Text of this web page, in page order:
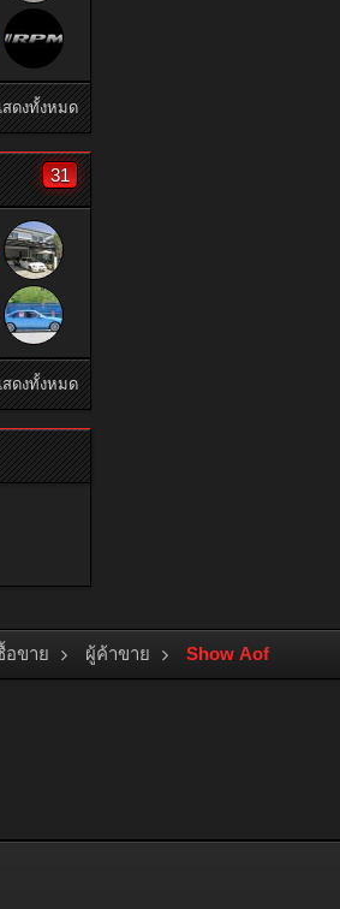
สดงทั้งหมด
31
สดงทั้งหมด
อขาย ผู้ค้าขาย Show Aof